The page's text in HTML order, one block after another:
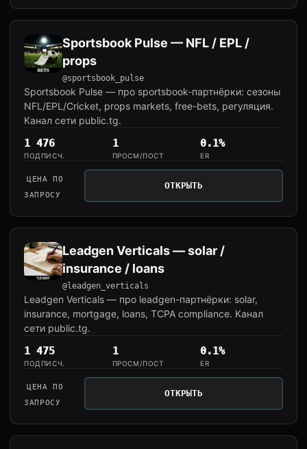
Sportsbook Pulse — NFL / EPL /
props
@sportsbook_pulse
Sportsbook Pulse — про sportsbook-партнёрки: сезоны
NFL/EPL/Cricket, props markets, free-bets, регуляция.
Канал сети public.tg.
1 476
ПОДПИСЧ.
1
ПРОСМ/ПОСТ
0.1%
ER
ЦЕНА ПО
ЗАПРОСУ
ОТКРЫТЬ
Leadgen Verticals — solar /
insurance / loans
@leadgen_verticals
Leadgen Verticals — про leadgen-партнёрки: solar,
insurance, mortgage, loans, TCPA compliance. Канал
сети public.tg.
1 475
ПОДПИСЧ.
1
ПРОСМ/ПОСТ
0.1%
ER
ЦЕНА ПО
ЗАПРОСУ
ОТКРЫТЬ